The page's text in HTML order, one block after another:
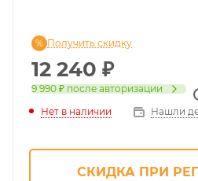
12 240 ₽
9 990 ₽ после авторизации
Получить скидку
Нет в наличии Нашли
СКИДКА ПРИ